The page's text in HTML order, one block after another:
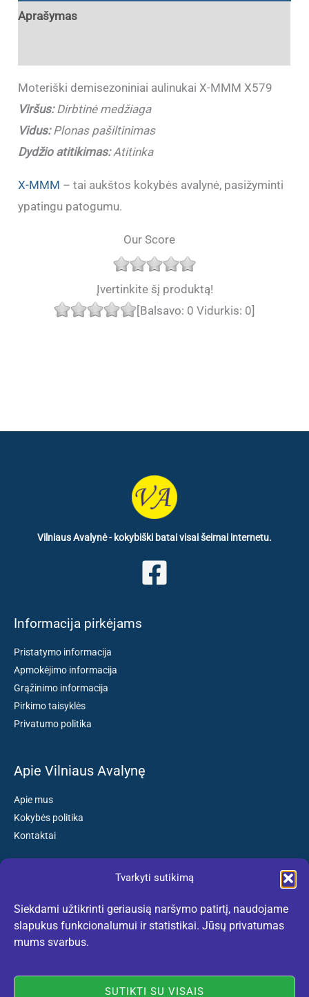
Tvarkyti sutikimą
Siekdami užtikrinti geriausią naršymo patirtį, naudojame
slapukus funkcionalumui ir statistikai. Jūsų privatumas
mums svarbus.
SUTIKTI SU VISAIS
Aprašymas
Moteriški demisezoniniai aulinukai X-MMM X579
Viršus:Dirbtinė medžiaga
Vidus:Plonas pašiltinimas
Dydžio atitikimas:Atitinka
X-MMM – tai aukštos kokybės avalynė, pasižyminti
ypatingu patogumu.
Our Score
Įvertinkite šį produktą!
[Balsavo: 0 Vidurkis: 0]
Vilniaus Avalynė - kokybiški batai visai šeimai internetu.
Informacija pirkėjams
Pristatymo informacija
Apmokėjimo informacija
Grąžinimo informacija
Pirkimo taisyklės
Privatumo politika
Apie Vilniaus Avalynę
Apie mus
Kokybės politika
Kontaktai
El. paštas: kokybiskibatai@gmail.com
Tel. +370 659 77132